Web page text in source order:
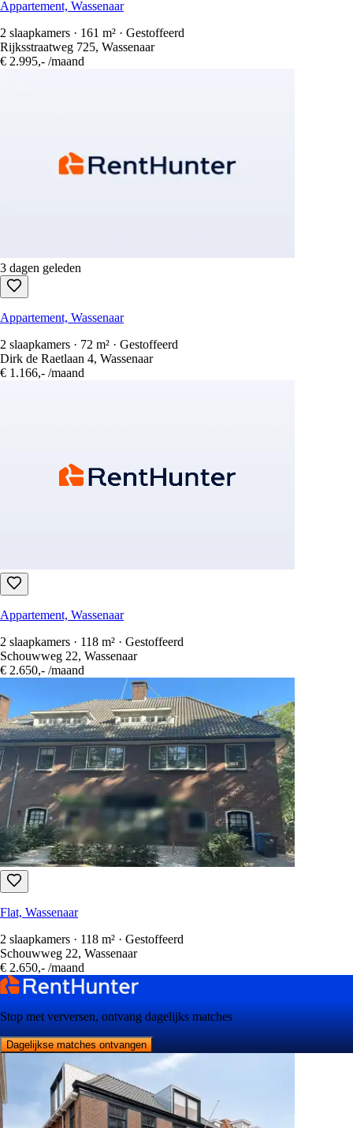
Appartement, Wassenaar
2 slaapkamers · 161 m² · Gestoffeerd
Rijksstraatweg 725, Wassenaar
€ 2.995,- /maand
3 dagen geleden
Appartement, Wassenaar
2 slaapkamers · 72 m² · Gestoffeerd
Dirk de Raetlaan 4, Wassenaar
€ 1.166,- /maand
Appartement, Wassenaar
2 slaapkamers · 118 m² · Gestoffeerd
Schouwweg 22, Wassenaar
€ 2.650,- /maand
Flat, Wassenaar
2 slaapkamers · 118 m² · Gestoffeerd
Schouwweg 22, Wassenaar
€ 2.650,- /maand
Stop met verversen, ontvang dagelijks matches
Dagelijkse matches ontvangen